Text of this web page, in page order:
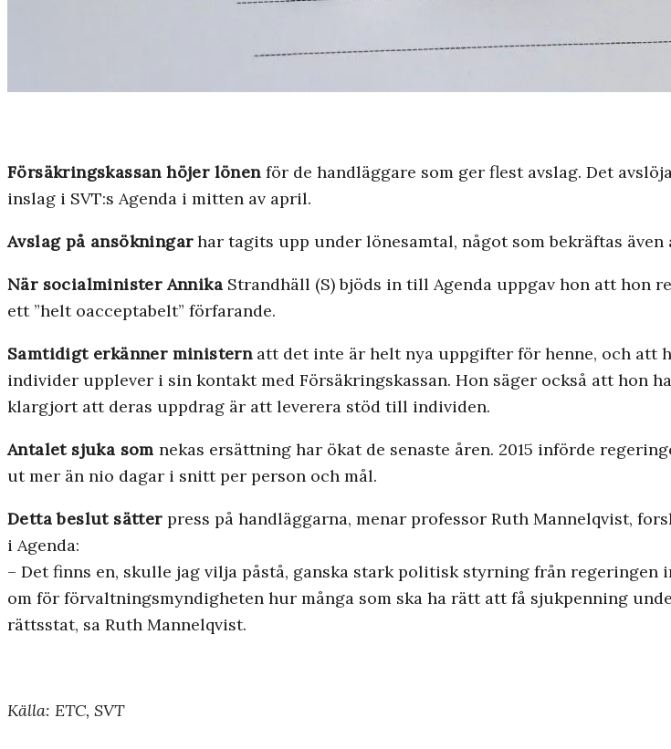
Försäkringskassan höjer lönenför de handläggare som ger flest avslag. Det
inslag i SVT:s Agenda i mitten av april.
Avslag på ansökningarhar tagits upp under lönesamtal, något som bekräftas
När socialminister Annika Strandhäll (S) bjöds in till Agenda uppgav hon att hon
ett ”helt oacceptabelt” förfarande.
Samtidigt erkänner ministernatt det inte är helt nya uppgifter för henne, och att
individer upplever i sin kontakt med Försäkringskassan. Hon säger också att hon
klargjort att deras uppdrag är att leverera stöd till individen.
Antalet sjuka som nekas ersättning har ökat de senaste åren. 2015 införde
ut mer än nio dagar i snitt per person och mål.
Detta beslut sätterpress på handläggarna, menar professor Ruth Mannelqvist,
i Agenda:
– Det finns en, skulle jag vilja påstå, ganska stark politisk styrning från
om för förvaltningsmyndigheten hur många som ska ha rätt att få sjukpenning
rättsstat, sa Ruth Mannelqvist.
Källa: ETC, SVT